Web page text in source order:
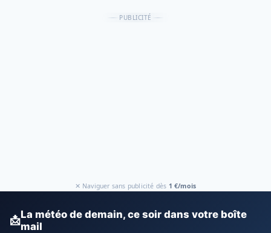
PUBLICITÉ
✕ Naviguer sans publicité dès 1 €/mois
📩La météo de demain, ce soir dans votre boîte
mail